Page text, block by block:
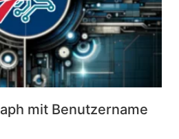
mit Benutzername